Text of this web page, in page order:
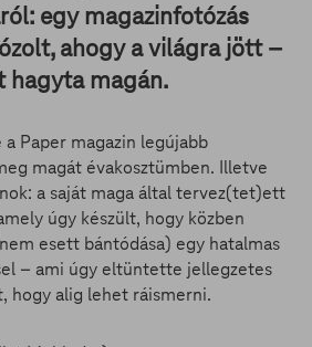
egy magazinfotózás
ahogy a világra jött –
hagyta magán.
Paper magazin legújabb
magát évakosztümben. Illetve
a saját maga által tervez(tet)ett
úgy készült, hogy közben
esett bántódása) egy hatalmas
– ami úgy eltüntette jellegzetes
hogy alig lehet ráismerni.